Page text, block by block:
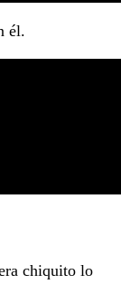
él.
chiquito lo